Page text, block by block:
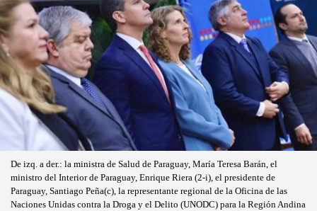
De izq. a der.: la ministra de Salud de Paraguay, María Teresa Barán, el
ministro del Interior de Paraguay, Enrique Riera (2-i), el presidente de
Paraguay, Santiago Peña(c), la representante regional de la Oficina de las
Naciones Unidas contra la Droga y el Delito (UNODC) para la Región Andina